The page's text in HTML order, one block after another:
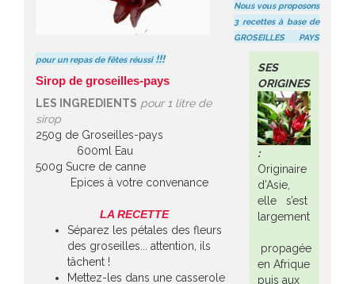
SES
ORIGINES
:
Originaire
d’Asie,
elle s’est
largement
propagée
en Afrique
puis aux
Nous vous proposons
3 recettes à base de
GROSEILLES PAYS
pour un repas de fêtes réussi!!!
Sirop de groseilles-pays
LES INGREDIENTS pour 1 litre de
sirop
250g de Groseilles-pays
600ml Eau
500g Sucre de canne
Epices à votre convenance
LA RECETTE
Séparez les pétales des fleurs
des groseilles... attention, ils
tâchent !
Mettez-les dans une casserole